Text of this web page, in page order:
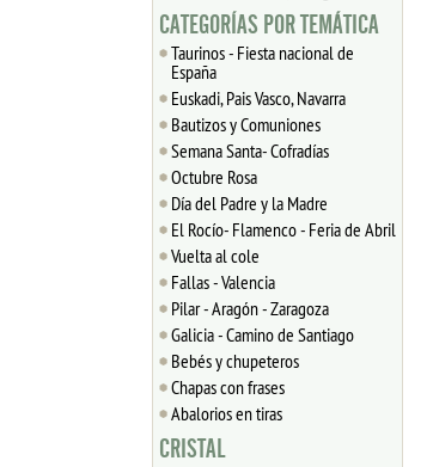
CATEGORÍAS POR TEMÁTICA
Taurinos - Fiesta nacional de
España
Euskadi, Pais Vasco, Navarra
Bautizos y Comuniones
Semana Santa- Cofradías
Octubre Rosa
Día del Padre y la Madre
El Rocío- Flamenco - Feria de Abril
Vuelta al cole
Fallas - Valencia
Pilar - Aragón - Zaragoza
Galicia - Camino de Santiago
Bebés y chupeteros
Chapas con frases
Abalorios en tiras
CRISTAL
100 PÉTALOS DE ROSA DE
TELA 5x5cm (Rosa)
3.99